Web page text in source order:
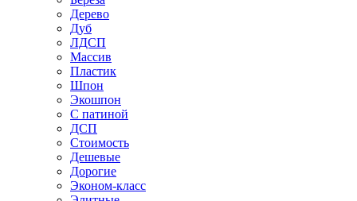
Дерево
Дуб
ЛДСП
Массив
Пластик
Шпон
Экошпон
С патиной
ДСП
Стоимость
Дешевые
Дорогие
Эконом-класс